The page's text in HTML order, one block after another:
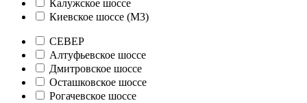
Калужское шоссе
Киевское шоссе (М3)
СЕВЕР
Алтуфьевское шоссе
Дмитровское шоссе
Осташковское шоссе
Рогачевское шоссе